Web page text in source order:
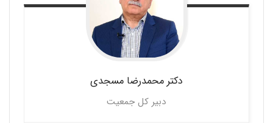
دکتر محمدرضامسجدی
دبیر کل جمعیت